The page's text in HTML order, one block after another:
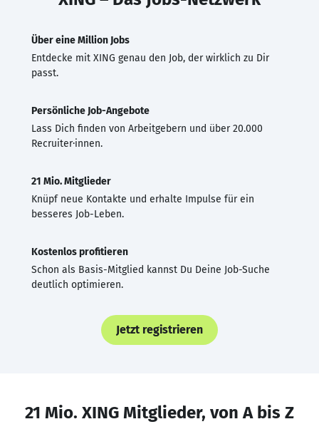
Über eine Million Jobs
Entdecke mit XING genau den Job, der wirklich zu Dir
passt.
Persönliche Job-Angebote
Lass Dich finden von Arbeitgebern und über 20.000
Recruiter·innen.
21 Mio. Mitglieder
Knüpf neue Kontakte und erhalte Impulse für ein
besseres Job-Leben.
Kostenlos profitieren
Schon als Basis-Mitglied kannst Du Deine Job-Suche
deutlich optimieren.
Jetzt registrieren
21 Mio. XING Mitglieder, von A bis Z